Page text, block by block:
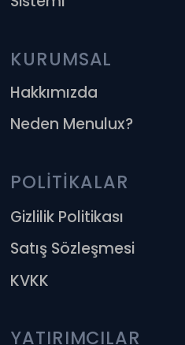
KURUMSAL
Hakkımızda
Neden Menulux?
POLİTİKALAR
Gizlilik Politikası
Satış Sözleşmesi
KVKK
YATIRIMCILAR